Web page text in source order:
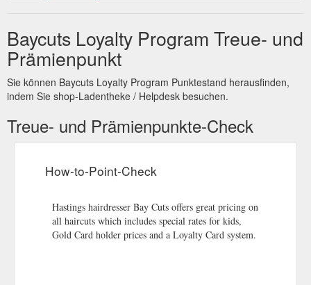
LOYALTY CARDS. We have loyalty cards available for every
client that comes in for their hair cut. Just ask your stylist if you
are interested. NEW IN-STORE. We are exited to announce
that we have AFTERPAY in-store. PRICE LIST September
2022. Women. Trim $45. Trim with Shampoo and Blow wave
$80 ...https://www.baycuts.co.nz/hair-cut-pricing
Baycuts Loyalty Program Treue- und
Prämienpunkt
Sie können Baycuts Loyalty Program Punktestand herausfinden,
indem Sie shop-Ladentheke / Helpdesk besuchen.
Treue- und Prämienpunkte-Check
How-to-Point-Check
Hastings hairdresser Bay Cuts offers great pricing on
all haircuts which includes special rates for kids,
Gold Card holder prices and a Loyalty Card system.